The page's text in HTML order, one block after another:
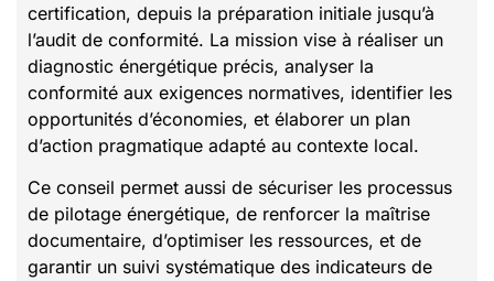
certification, depuis la préparation initiale jusqu’à
l’audit de conformité. La mission vise à réaliser un
diagnostic énergétique précis, analyser la
conformité aux exigences normatives, identifier les
opportunités d’économies, et élaborer un plan
d’action pragmatique adapté au contexte local.
Ce conseil permet aussi de sécuriser les processus
de pilotage énergétique, de renforcer la maîtrise
documentaire, d’optimiser les ressources, et de
garantir un suivi systématique des indicateurs de